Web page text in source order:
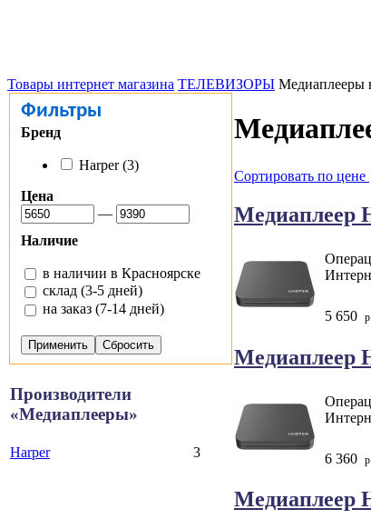
Товары интернет магазина ТЕЛЕВИЗОРЫ Медиаплееры
Фильтры
Бренд
Harper (3)
Цена
—
Наличие
в наличии в Красноярске
склад (3-5 дней)
на заказ (7-14 дней)
Производители
«Медиаплееры»
Harper 3
Сортировать по цене
Медиаплеер
5 650 р.
Медиаплеер
6 360 р.
Медиаплеер